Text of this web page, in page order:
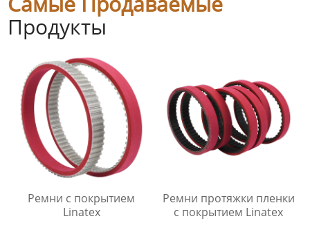
Продукты
Ремни с покрытием
Linatex
Ремни протяжки пленки
с покрытием Linatex